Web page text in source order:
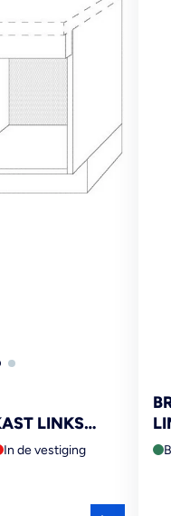
LINKS
19MM
In de vestiging